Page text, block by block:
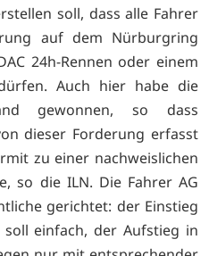
soll, dass alle Fahrer
auf dem Nürburgring
24h-Rennen oder einem
Auch hier habe die
gewonnen, so dass
dieser Forderung erfasst
zu einer nachweislichen
so die ILN. Die Fahrer AG
gerichtet: der Einstieg
einfach, der Aufstieg in